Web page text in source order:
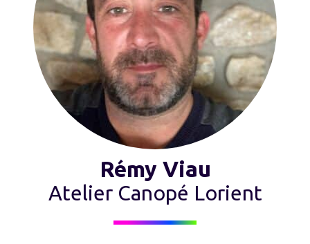
Rémy Viau
Atelier Canopé Lorient